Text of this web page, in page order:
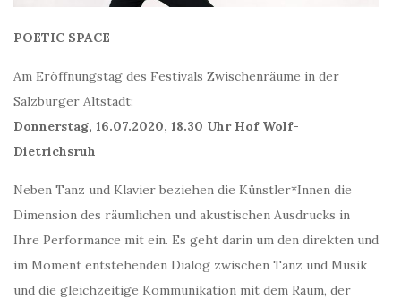
POETIC SPACE
Am Eröffnungstag des Festivals Zwischenräume in der
Salzburger Altstadt:
Donnerstag, 16.07.2020, 18.30 Uhr Hof Wolf-
Dietrichsruh
Neben Tanz und Klavier beziehen die Künstler*Innen die
Dimension des räumlichen und akustischen Ausdrucks in
Ihre Performance mit ein. Es geht darin um den direkten und
im Moment entstehenden Dialog zwischen Tanz und Musik
und die gleichzeitige Kommunikation mit dem Raum, der